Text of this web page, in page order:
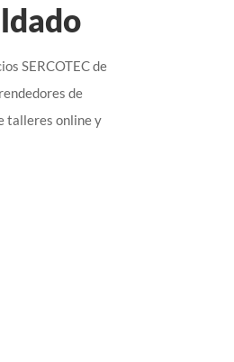
SERCOTEC de
de
talleres online y